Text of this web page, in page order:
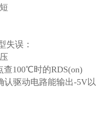
失误：
查100℃时的RDS(on)
认驱动电路能输出-5V以